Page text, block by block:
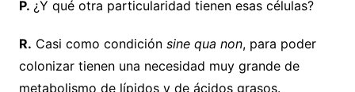
P. ¿Y qué otra particularidad tienen esas células?
R. Casi como condición sine qua non, para poder
colonizar tienen una necesidad muy grande de
metabolismo de lípidos y de ácidos grasos.